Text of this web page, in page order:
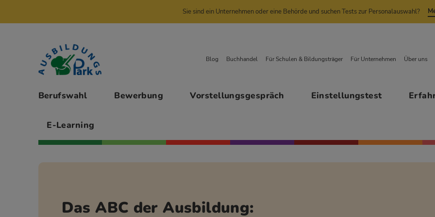
Sie sind ein Unternehmen oder eine Behörde und suchen Tests zur Personalauswahl?
Berufswahl Bewerbung Vorstellungsgespräch Einstellungstest
E-Learning
Blog Buchhandel Für Schulen & Bildungsträger Für Unternehmen Über uns
Das ABC der Ausbildung: